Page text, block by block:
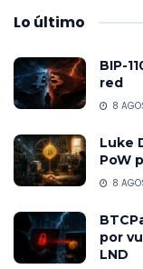
Lo último
BIP-
red
8
Luke
PoW
8
por
LND